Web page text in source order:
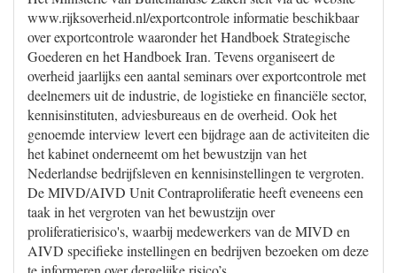
www.rijksoverheid.nl/exportcontrole informatie beschikbaar
over exportcontrole waaronder het Handboek Strategische
Goederen en het Handboek Iran. Tevens organiseert de
overheid jaarlijks een aantal seminars over exportcontrole met
deelnemers uit de industrie, de logistieke en financiële sector,
kennisinstituten, adviesbureaus en de overheid. Ook het
genoemde interview levert een bijdrage aan de activiteiten die
het kabinet onderneemt om het bewustzijn van het
Nederlandse bedrijfsleven en kennisinstellingen te vergroten.
De MIVD/AIVD Unit Contraproliferatie heeft eveneens een
taak in het vergroten van het bewustzijn over
proliferatierisico's, waarbij medewerkers van de MIVD en
AIVD specifieke instellingen en bedrijven bezoeken om deze